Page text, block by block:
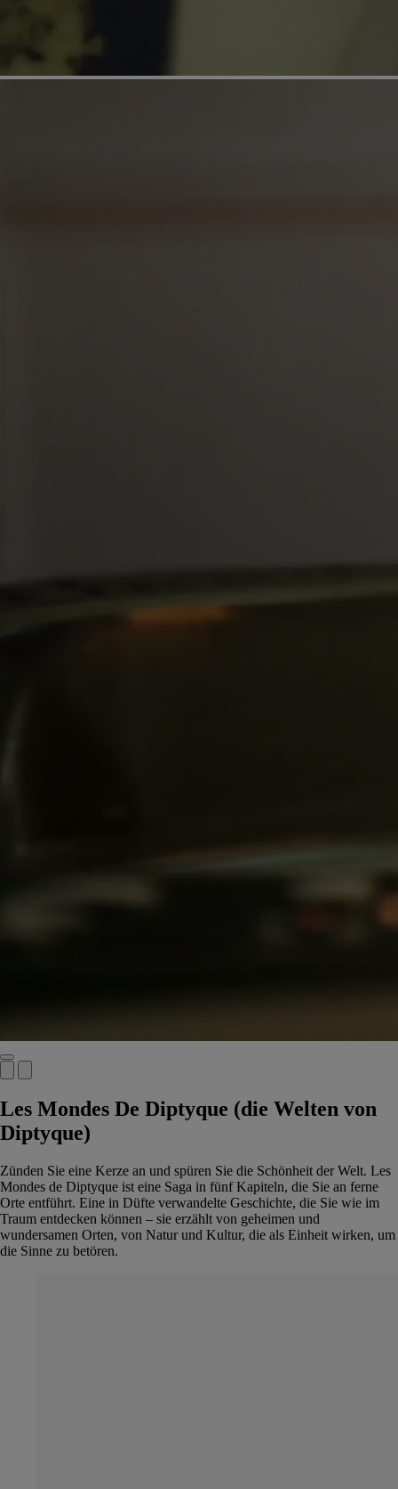
Les Mondes De Diptyque (die Welten von
Diptyque)
Zünden Sie eine Kerze an und spüren Sie die Schönheit der Welt. Les
Mondes de Diptyque ist eine Saga in fünf Kapiteln, die Sie an ferne
Orte entführt. Eine in Düfte verwandelte Geschichte, die Sie wie im
Traum entdecken können – sie erzählt von geheimen und
wundersamen Orten, von Natur und Kultur, die als Einheit wirken, um
die Sinne zu betören.